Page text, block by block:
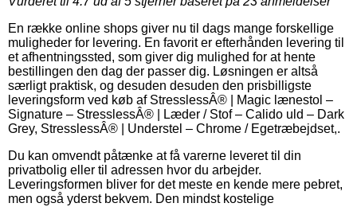
En række online shops giver nu til dags mange forskellige
muligheder for levering. En favorit er efterhånden levering til
et afhentningssted, som giver dig mulighed for at hente
bestillingen den dag der passer dig. Løsningen er altså
særligt praktisk, og desuden desuden den prisbilligste
leveringsform ved køb af StresslessÂ® | Magic lænestol –
Signature – StresslessÂ® | Læder / Stof – Calido uld – Dark
Grey, StresslessÂ® | Understel – Chrome / Egetræbejdset,.
Du kan omvendt påtænke at få varerne leveret til din
privatbolig eller til adressen hvor du arbejder.
Leveringsformen bliver for det meste en kende mere pebret,
men også yderst bekvem. Den mindst kostelige